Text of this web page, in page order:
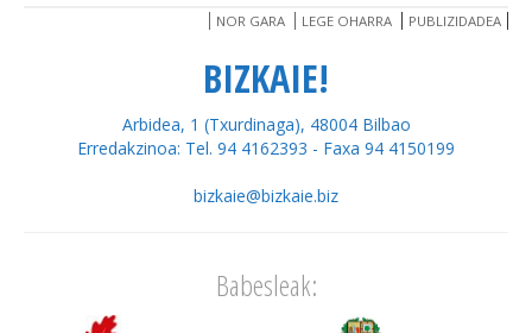
NOR GARA LEGE OHARRA PUBLIZIDADEA
BIZKAIE!
Arbidea, 1 (Txurdinaga), 48004 Bilbao
Erredakzinoa: Tel. 94 4162393 - Faxa 94 4150199
bizkaie@bizkaie.biz
Babesleak: